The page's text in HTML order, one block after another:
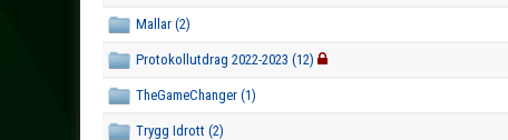
Mallar (2)
Protokollutdrag 2022-2023 (12)
TheGameChanger (1)
Trygg Idrott (2)